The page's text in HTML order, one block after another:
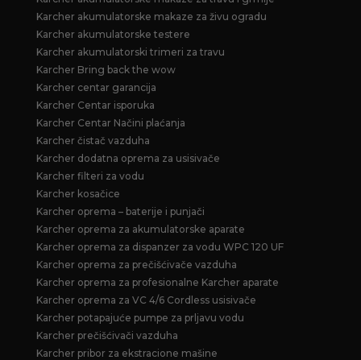
Karcher akumulatorske makaze za živu ogradu
Karcher akumulatorske testere
Karcher akumulatorski trimeri za travu
Karcher Bring back the wow
Karcher centar garancija
Karcher Centar isporuka
Karcher Centar Načini plaćanja
Karcher čistač vazduha
Karcher dodatna oprema za usisivače
Karcher filteri za vodu
Karcher kosačice
Karcher oprema – baterije i punjači
Karcher oprema za akumulatorske aparate
Karcher oprema za dispanzer za vodu WPC 120 UF
Karcher oprema za prečišćivače vazduha
Karcher oprema za profesionalne Karcher aparate
Karcher oprema za VC 4/6 Cordless usisivače
Karcher potapajuće pumpe za prljavu vodu
Karcher prečišćivači vazduha
Karcher pribor za ekstracione mašine